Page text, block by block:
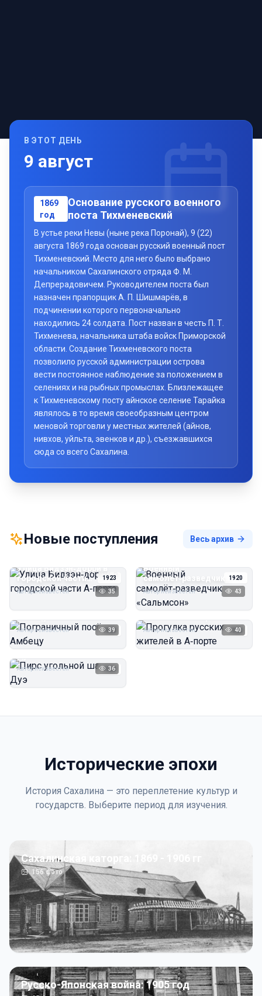
В ЭТОТ ДЕНЬ
9 август
1869
год
Основание русского военного
поста Тихменевский
В устье реки Невы (ныне река Поронай), 9 (22)
августа 1869 года основан русский военный пост
Тихменевский. Место для него было выбрано
начальником Сахалинского отряда Ф. М.
Депрерадовичем. Руководителем поста был
назначен прапорщик А. П. Шишмарёв, в
подчинении которого первоначально
находились 24 солдата. Пост назван в честь П. Т.
Тихменева, начальника штаба войск Приморской
области. Создание Тихменевского поста
позволило русской администрации острова
вести постоянное наблюдение за положением в
селениях и на рыбных промыслах. Близлежащее
к Тихменевскому посту айнское селение Тарайка
являлось в то время своеобразным центром
меновой торговли у местных жителей (айнов,
нивхов, уйльта, эвенков и др.), съезжавшихся
сюда со всего Сахалина.
Новые поступления Весь архив
1923
Улица Бидзэн‑дорри в
городской части
А‑порта
Автор неизвестен 35
1920
Военный
самолёт‑разведчик
«Сальмсон»
Автор неизвестен 43
1923
Автор неизвестен 39 1923
Прогулка русских
Автор неизвестен 40
1923
Пирс угольной шахты
Автор неизвестен 36
Исторические эпохи
История Сахалина — это переплетение культур и
государств. Выберите период для изучения.
Сахалинская каторга: 1869 - 1906 гг
156фото
Русско-Японская война: 1905 год